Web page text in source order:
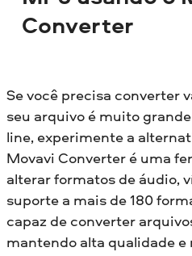
Converter
Se você precisa converter
seu arquivo é muito
line, experimente a
Movavi Converter é uma
alterar formatos de áudio,
suporte a mais de 180
capaz de converter
mantendo alta qualidade e